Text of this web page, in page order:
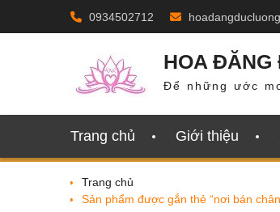
0934502712
HOA
Để những ước
Trang chủ Giới thiệu
Trang chủ
Sản phẩm được gắn thẻ “nơi bán